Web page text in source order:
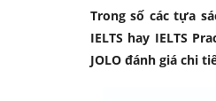
Trong số các tựa
IELTS hay IELTS
JOLO đánh giá chi